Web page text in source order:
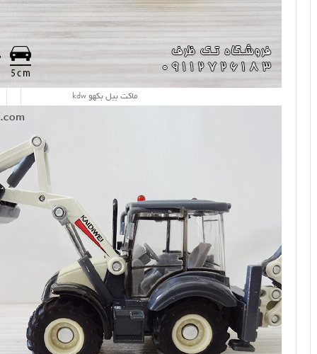
ماکت بیل بکهو kdw